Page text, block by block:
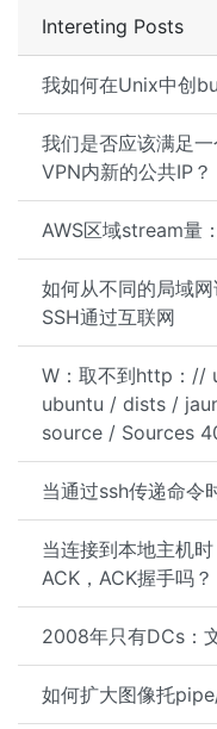
Intereting Posts
我如何在Unix中创
我们是否应该满足
VPN内新的公共IP？
AWS区域stream量
如何从不同的局域
SSH通过互联网
W：取不到http：//
ubuntu / dists /
source / Sources
当通过ssh传递命令
当连接到本地主机
ACK，ACK握手吗？
2008年只有DCs：
如何扩大图像托